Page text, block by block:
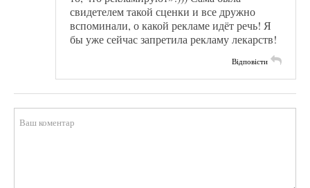
свидетелем такой сценки и все дружно
вспоминали, о какой рекламе идёт речь! Я
бы уже сейчас запретила рекламу лекарств!
Відповісти